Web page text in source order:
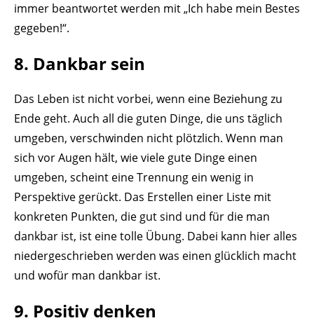
immer beantwortet werden mit „Ich habe mein Bestes
gegeben!“.
8. Dankbar sein
Das Leben ist nicht vorbei, wenn eine Beziehung zu
Ende geht. Auch all die guten Dinge, die uns täglich
umgeben, verschwinden nicht plötzlich. Wenn man
sich vor Augen hält, wie viele gute Dinge einen
umgeben, scheint eine Trennung ein wenig in
Perspektive gerückt. Das Erstellen einer Liste mit
konkreten Punkten, die gut sind und für die man
dankbar ist, ist eine tolle Übung. Dabei kann hier alles
niedergeschrieben werden was einen glücklich macht
und wofür man dankbar ist.
9. Positiv denken